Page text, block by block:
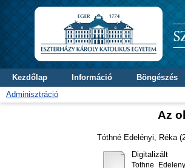
Kezdőlap Információ
Böngészés
Adminisztráció
Az
Tóthné Edelényi, Réka
Digitalizált